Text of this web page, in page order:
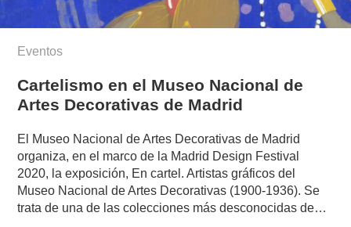
Eventos
Cartelismo en el Museo Nacional de
Artes Decorativas de Madrid
El Museo Nacional de Artes Decorativas de Madrid
organiza, en el marco de la Madrid Design Festival
2020, la exposición, En cartel. Artistas gráficos del
Museo Nacional de Artes Decorativas (1900-1936). Se
trata de una de las colecciones más desconocidas de…